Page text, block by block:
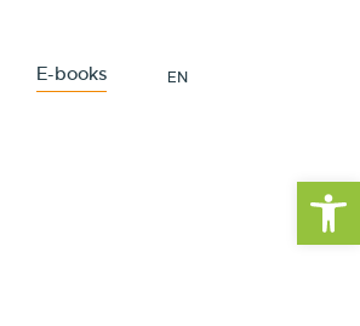
Barra de
E-books EN